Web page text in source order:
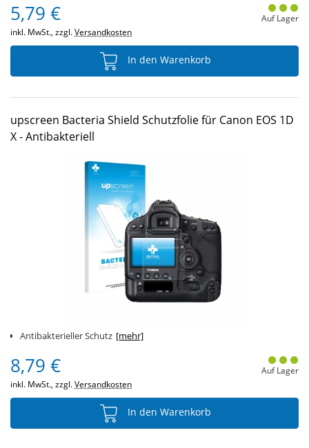
5,79 €
inkl. MwSt., zzgl.Versandkosten
Auf Lager
In den Warenkorb
upscreen Bacteria Shield Schutzfolie für Canon EOS 1D
X - Antibakteriell
Antibakterieller Schutz [mehr]
8,79 €
inkl. MwSt., zzgl.Versandkosten
Auf Lager
In den Warenkorb